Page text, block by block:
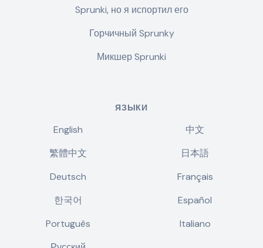
Sprunki, но я испортил его
Горчичный Sprunky
Микшер Sprunki
ЯЗЫКИ
English
中文
繁體中文
日本語
Deutsch
Français
한국어
Español
Português
Italiano